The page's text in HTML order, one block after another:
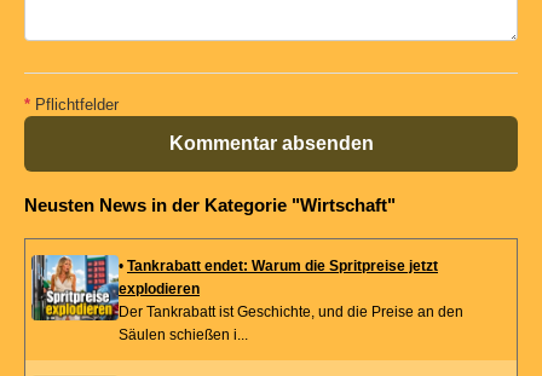
* Pflichtfelder
Kommentar absenden
Neusten News in der Kategorie "Wirtschaft"
• Tankrabatt endet: Warum die Spritpreise jetzt
explodieren
Der Tankrabatt ist Geschichte, und die Preise an den
Säulen schießen i...